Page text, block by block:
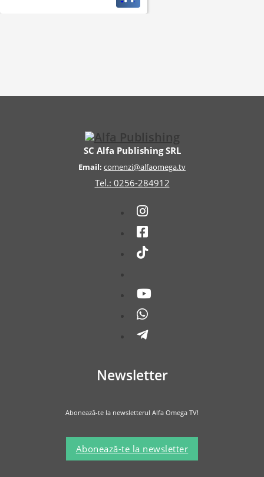
SC Alfa Publishing SRL
Email: comenzi@alfaomega.tv
Tel.: 0256-284912
Newsletter
Abonează-te la newsletterul Alfa Omega TV!
Abonează-te la newsletter